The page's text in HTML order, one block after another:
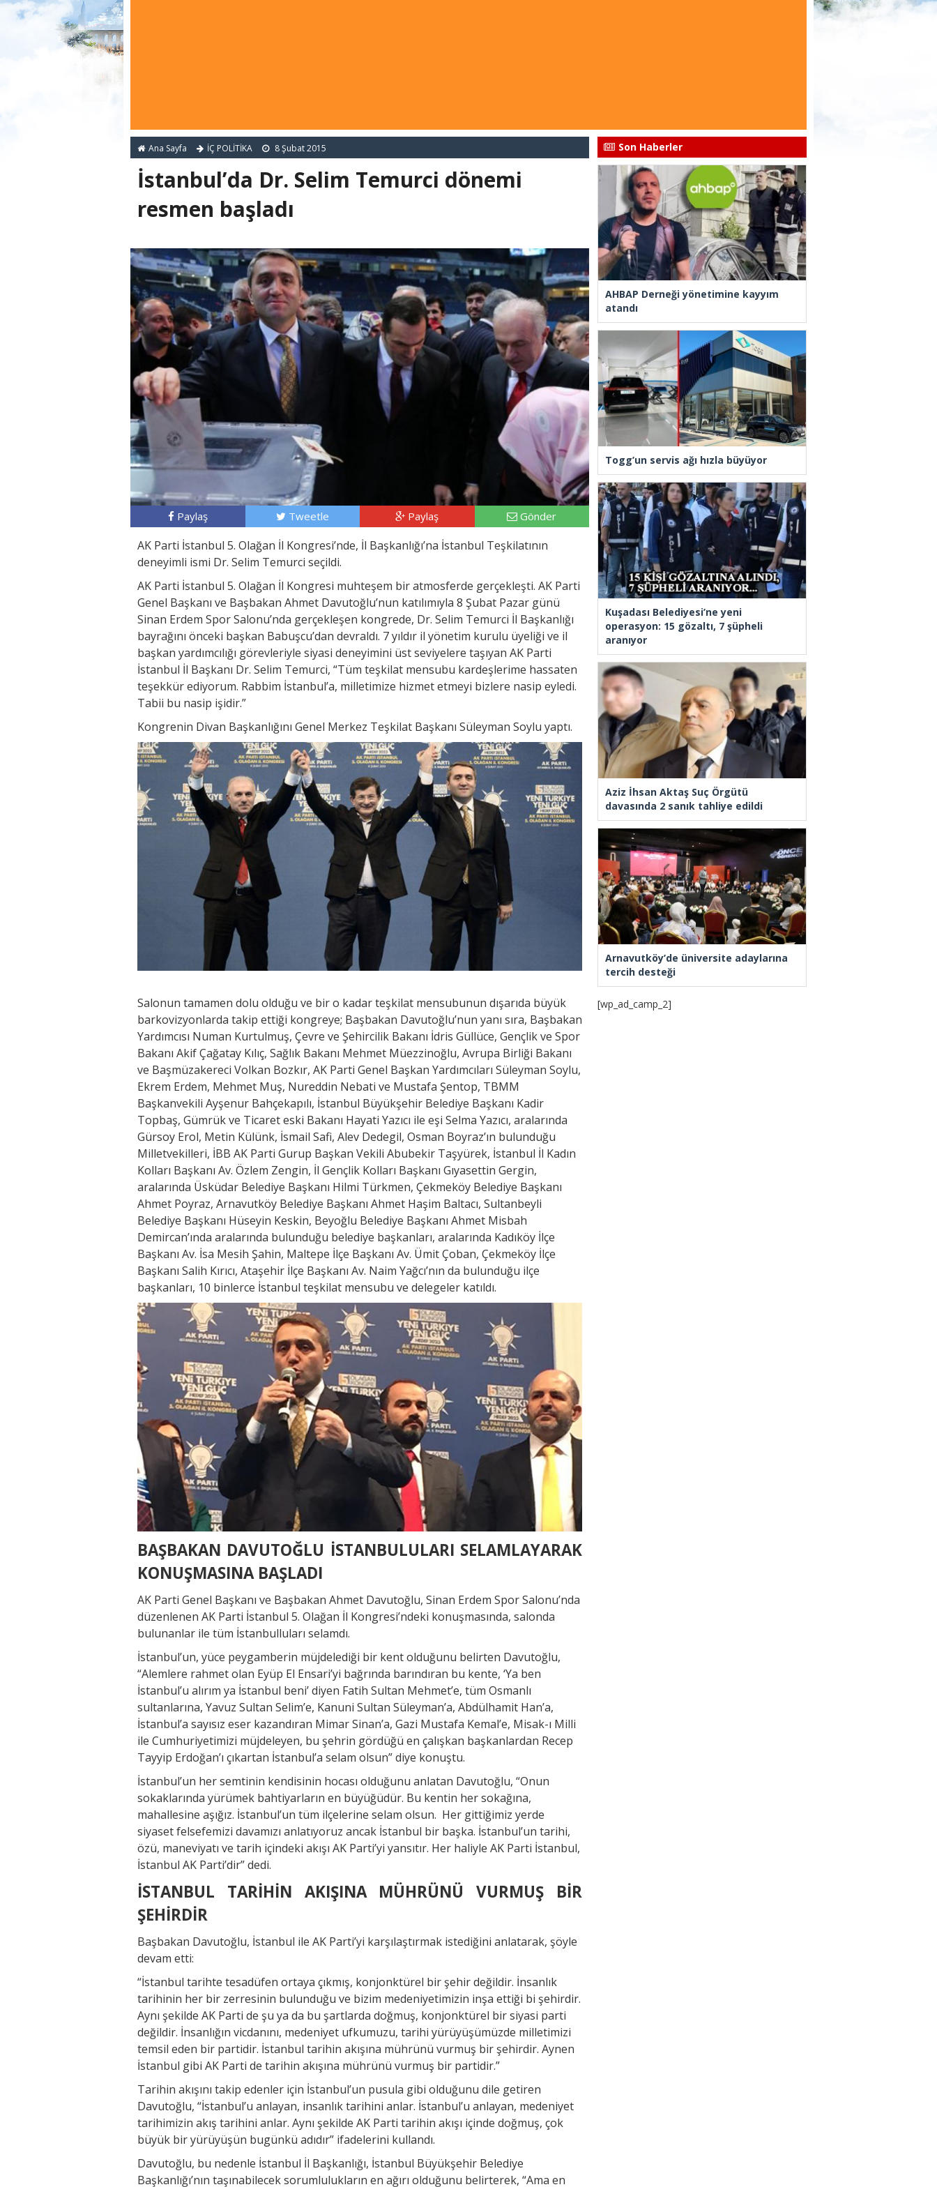
Ana Sayfa İÇ POLİTİKA 8 Şubat 2015
İstanbul’da Dr. Selim Temurci dönemi
resmen başladı
Paylaş Tweetle Paylaş Gönder
AK Parti İstanbul 5. Olağan İl Kongresi’nde, İl Başkanlığı’na İstanbul Teşkilatının
deneyimli ismi Dr. Selim Temurci seçildi.
AK Parti İstanbul 5. Olağan İl Kongresi muhteşem bir atmosferde gerçekleşti. AK Parti
Genel Başkanı ve Başbakan Ahmet Davutoğlu’nun katılımıyla 8 Şubat Pazar günü
Sinan Erdem Spor Salonu’nda gerçekleşen kongrede, Dr. Selim Temurci İl Başkanlığı
bayrağını önceki başkan Babuşcu’dan devraldı. 7 yıldır il yönetim kurulu üyeliği ve il
başkan yardımcılığı görevleriyle siyasi deneyimini üst seviyelere taşıyan AK Parti
İstanbul İl Başkanı Dr. Selim Temurci, “Tüm teşkilat mensubu kardeşlerime hassaten
teşekkür ediyorum. Rabbim İstanbul’a, milletimize hizmet etmeyi bizlere nasip eyledi.
Tabii bu nasip işidir.”
Kongrenin Divan Başkanlığını Genel Merkez Teşkilat Başkanı Süleyman Soylu yaptı.
Salonun tamamen dolu olduğu ve bir o kadar teşkilat mensubunun dışarıda büyük
barkovizyonlarda takip ettiği kongreye; Başbakan Davutoğlu’nun yanı sıra, Başbakan
Yardımcısı Numan Kurtulmuş, Çevre ve Şehircilik Bakanı İdris Güllüce, Gençlik ve Spor
Bakanı Akif Çağatay Kılıç, Sağlık Bakanı Mehmet Müezzinoğlu, Avrupa Birliği Bakanı
ve Başmüzakereci Volkan Bozkır, AK Parti Genel Başkan Yardımcıları Süleyman Soylu,
Ekrem Erdem, Mehmet Muş, Nureddin Nebati ve Mustafa Şentop, TBMM
Başkanvekili Ayşenur Bahçekapılı, İstanbul Büyükşehir Belediye Başkanı Kadir
Topbaş, Gümrük ve Ticaret eski Bakanı Hayati Yazıcı ile eşi Selma Yazıcı, aralarında
Gürsoy Erol, Metin Külünk, İsmail Safi, Alev Dedegil, Osman Boyraz’ın bulunduğu
Milletvekilleri, İBB AK Parti Gurup Başkan Vekili Abubekir Taşyürek, İstanbul İl Kadın
Kolları Başkanı Av. Özlem Zengin, İl Gençlik Kolları Başkanı Gıyasettin Gergin,
aralarında Üsküdar Belediye Başkanı Hilmi Türkmen, Çekmeköy Belediye Başkanı
Ahmet Poyraz, Arnavutköy Belediye Başkanı Ahmet Haşim Baltacı, Sultanbeyli
Belediye Başkanı Hüseyin Keskin, Beyoğlu Belediye Başkanı Ahmet Misbah
Demircan’ında aralarında bulunduğu belediye başkanları, aralarında Kadıköy İlçe
Başkanı Av. İsa Mesih Şahin, Maltepe İlçe Başkanı Av. Ümit Çoban, Çekmeköy İlçe
Başkanı Salih Kırıcı, Ataşehir İlçe Başkanı Av. Naim Yağcı’nın da bulunduğu ilçe
başkanları, 10 binlerce İstanbul teşkilat mensubu ve delegeler katıldı.
BAŞBAKAN DAVUTOĞLU İSTANBULULARI SELAMLAYARAK
KONUŞMASINA BAŞLADI
AK Parti Genel Başkanı ve Başbakan Ahmet Davutoğlu, Sinan Erdem Spor Salonu’nda
düzenlenen AK Parti İstanbul 5. Olağan İl Kongresi’ndeki konuşmasında, salonda
bulunanlar ile tüm İstanbulluları selamdı.
İstanbul’un, yüce peygamberin müjdelediği bir kent olduğunu belirten Davutoğlu,
“Alemlere rahmet olan Eyüp El Ensari’yi bağrında barındıran bu kente, ‘Ya ben
İstanbul’u alırım ya İstanbul beni’ diyen Fatih Sultan Mehmet’e, tüm Osmanlı
sultanlarına, Yavuz Sultan Selim’e, Kanuni Sultan Süleyman’a, Abdülhamit Han’a,
İstanbul’a sayısız eser kazandıran Mimar Sinan’a, Gazi Mustafa Kemal’e, Misak-ı Milli
ile Cumhuriyetimizi müjdeleyen, bu şehrin gördüğü en çalışkan başkanlardan Recep
Tayyip Erdoğan’ı çıkartan İstanbul’a selam olsun” diye konuştu.
İstanbul’un her semtinin kendisinin hocası olduğunu anlatan Davutoğlu, “Onun
sokaklarında yürümek bahtiyarların en büyüğüdür. Bu kentin her sokağına,
mahallesine aşığız. İstanbul’un tüm ilçelerine selam olsun. Her gittiğimiz yerde
siyaset felsefemizi davamızı anlatıyoruz ancak İstanbul bir başka. İstanbul’un tarihi,
özü, maneviyatı ve tarih içindeki akışı AK Parti’yi yansıtır. Her haliyle AK Parti İstanbul,
İstanbul AK Parti’dir” dedi.
İSTANBUL TARİHİN AKIŞINA MÜHRÜNÜ VURMUŞ BİR
ŞEHİRDİR
Başbakan Davutoğlu, İstanbul ile AK Parti’yi karşılaştırmak istediğini anlatarak, şöyle
devam etti:
“İstanbul tarihte tesadüfen ortaya çıkmış, konjonktürel bir şehir değildir. İnsanlık
tarihinin her bir zerresinin bulunduğu ve bizim medeniyetimizin inşa ettiği bi şehirdir.
Aynı şekilde AK Parti de şu ya da bu şartlarda doğmuş, konjonktürel bir siyasi parti
değildir. İnsanlığın vicdanını, medeniyet ufkumuzu, tarihi yürüyüşümüzde milletimizi
temsil eden bir partidir. İstanbul tarihin akışına mührünü vurmuş bir şehirdir. Aynen
İstanbul gibi AK Parti de tarihin akışına mührünü vurmuş bir partidir.”
Tarihin akışını takip edenler için İstanbul’un pusula gibi olduğunu dile getiren
Davutoğlu, “İstanbul’u anlayan, insanlık tarihini anlar. İstanbul’u anlayan, medeniyet
tarihimizin akış tarihini anlar. Aynı şekilde AK Parti tarihin akışı içinde doğmuş, çok
büyük bir yürüyüşün bugünkü adıdır” ifadelerini kullandı.
Davutoğlu, bu nedenle İstanbul İl Başkanlığı, İstanbul Büyükşehir Belediye
Başkanlığı’nın taşınabilecek sorumlulukların en ağırı olduğunu belirterek, “Ama en
Son Haberler
AHBAP Derneği yönetimine kayyım
atandı
Togg’un servis ağı hızla büyüyor
Kuşadası Belediyesi’ne yeni
operasyon: 15 gözaltı, 7 şüpheli
aranıyor
Aziz İhsan Aktaş Suç Örgütü
davasında 2 sanık tahliye edildi
Arnavutköy’de üniversite adaylarına
tercih desteği
[wp_ad_camp_2]